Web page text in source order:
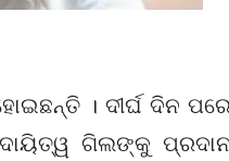
। ଦୀର୍ଘ ଦିନ
ଗିଲଙ୍କୁ